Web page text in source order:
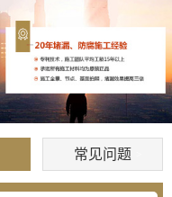
常见问题